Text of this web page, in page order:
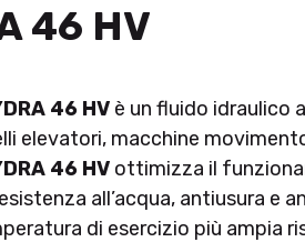
cercare o ESC per chiudere la
46 HV
46 HV è un fluido idraulico
elevatori, macchine
46 HV ottimizza il
all’acqua, antiusura e
di esercizio più ampia